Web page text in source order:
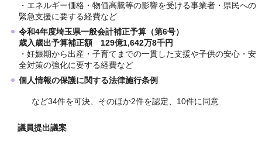
・エネルギー価格・物価高騰等の影響を受ける事業者・県民への
緊急支援に要する経費など
令和4年度埼玉県一般会計補正予算（第6号）
歳入歳出予算補正額 129億1,642万8千円
・妊娠期から出産・子育てまでの一貫した支援や子供の安心・安
全対策の強化に要する経費など
個人情報の保護に関する法律施行条例
など34件を可決、そのほか2件を認定、10件に同意
議員提出議案